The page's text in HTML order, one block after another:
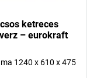
ketreces
– eurokraft
ma 1240 x 610 x 475